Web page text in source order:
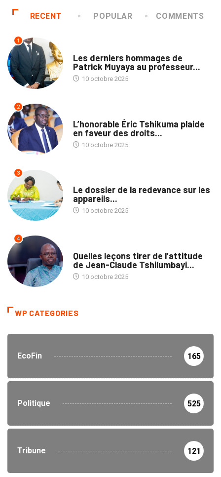
RECENT POPULAR COMMENTS
1
Les derniers hommages de
Patrick Muyaya au professeur...
10 octobre 2025
2
L’honorable Éric Tshikuma plaide
en faveur des droits...
10 octobre 2025
3
Le dossier de la redevance sur les
appareils...
10 octobre 2025
4
Quelles leçons tirer de l’attitude
de Jean-Claude Tshilumbayi...
10 octobre 2025
WP CATEGORIES
EcoFin 165
Politique 525
Tribune 121